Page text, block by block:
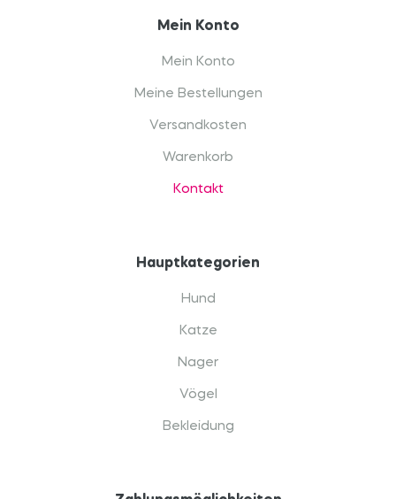
Mein Konto
Mein Konto
Meine Bestellungen
Versandkosten
Warenkorb
Kontakt
Hauptkategorien
Hund
Katze
Nager
Vögel
Bekleidung